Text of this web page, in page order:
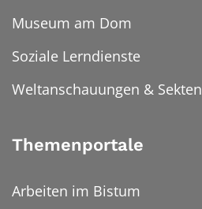
Museum am Dom
Soziale Lerndienste
Weltanschauungen & Sekten
Themenportale
Arbeiten im Bistum